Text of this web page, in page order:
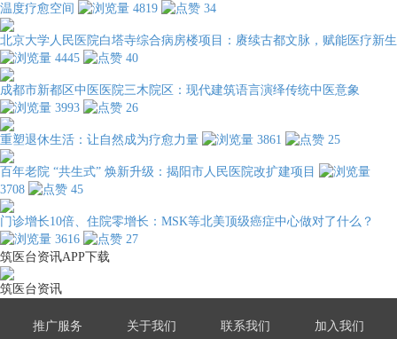
温度疗愈空间
4819 34
北京大学人民医院白塔寺综合病房楼项目：赓续古都文脉，赋能医疗新生
4445
40
成都市新都区中医医院三木院区：现代建筑语言演绎传统中医意象
3993
26
重塑退休生活：让自然成为疗愈力量 3861 25
百年老院 “共生式” 焕新升级：揭阳市人民医院改扩建项目
3708
45
门诊增长10倍、住院零增长：MSK等北美顶级癌症中心做对了什么？
3616
27
筑医台资讯APP下载
筑医台资讯
推广服务 关于我们 联系我们
加入我们